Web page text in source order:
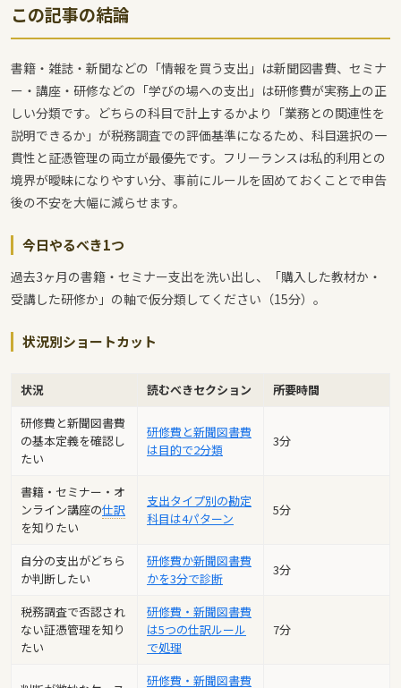
この記事の結論
書籍・雑誌・新聞などの「情報を買う支出」は新聞図書費、セミナ
ー・講座・研修などの「学びの場への支出」は研修費が実務上の正
しい分類です。どちらの科目で計上するかより「業務との関連性を
説明できるか」が税務調査での評価基準になるため、科目選択の一
貫性と証憑管理の両立が最優先です。フリーランスは私的利用との
境界が曖昧になりやすい分、事前にルールを固めておくことで申告
後の不安を大幅に減らせます。
今日やるべき1つ
過去3ヶ月の書籍・セミナー支出を洗い出し、「購入した教材か・
受講した研修か」の軸で仮分類してください（15分）。
状況別ショートカット
状況 読むべきセクション
所要時間
研修費と新聞図書費
の基本定義を確認し
たい
研修費と新聞図書費
は目的で2分類
3分
書籍・セミナー・オ
ンライン講座の仕訳
を知りたい
支出タイプ別の勘定
科目は4パターン
5分
自分の支出がどちら
か判断したい
研修費か新聞図書費
かを3分で診断
3分
税務調査で否認され
ない証憑管理を知り
たい
研修費・新聞図書費
は5つの仕訳ルール
で処理
7分
研修費・新聞図書費